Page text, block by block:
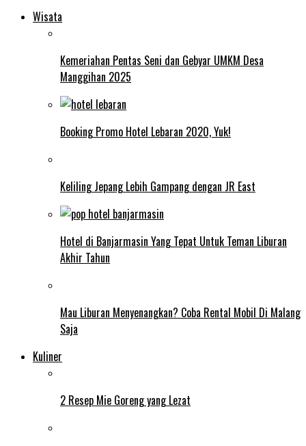
Wisata
Kemeriahan Pentas Seni dan Gebyar UMKM Desa
Manggihan 2025
Booking Promo Hotel Lebaran 2020, Yuk!
Keliling Jepang Lebih Gampang dengan JR East
Hotel di Banjarmasin Yang Tepat Untuk Teman Liburan
Akhir Tahun
Mau Liburan Menyenangkan? Coba Rental Mobil Di Malang
Saja
Kuliner
2 Resep Mie Goreng yang Lezat